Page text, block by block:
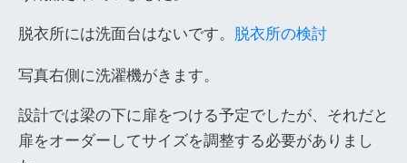
脱衣所には洗面台はないです。 脱衣所の検討
写真右側に洗濯機がきます。
設計では梁の下に扉をつける予定でしたが、それだと
扉をオーダーしてサイズを調整する必要がありまし